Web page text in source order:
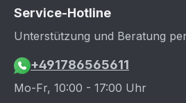
Service-Hotline
Unterstützung und Beratung
+491786565611
Mo-Fr, 10:00 - 17:00 Uhr